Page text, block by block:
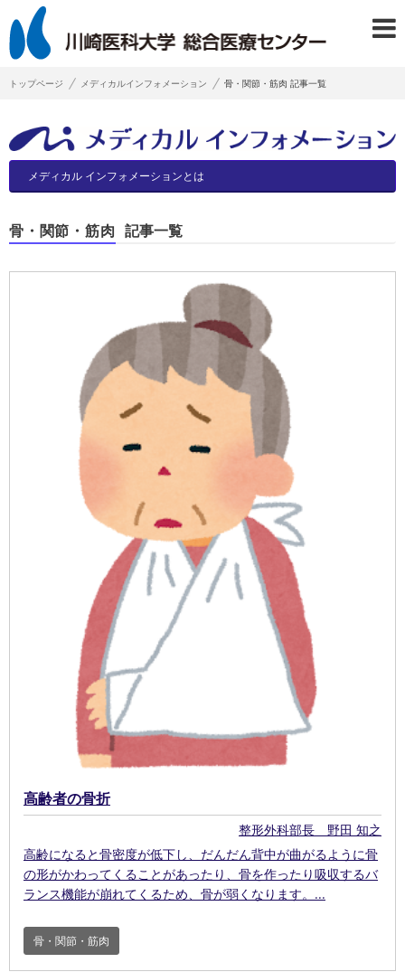
トップページ メディカルインフォメーション 骨・関節・筋肉 記事一覧
メディカル インフォメーションとは
骨・関節・筋肉 記事一覧
高齢者の骨折
整形外科部長 野田 知之
高齢になると骨密度が低下し、だんだん背中が曲がるように骨
の形がかわってくることがあったり、骨を作ったり吸収するバ
ランス機能が崩れてくるため、骨が弱くなります。
骨・関節・筋肉